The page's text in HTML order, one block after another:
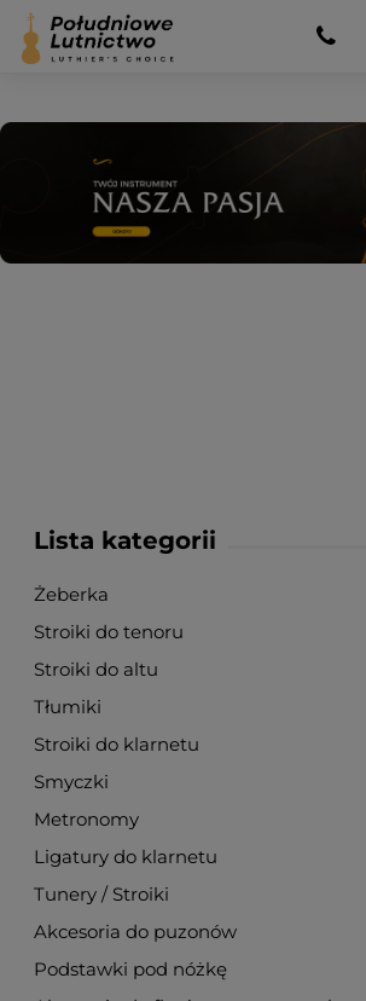
Lista kategorii
Żeberka
Stroiki do tenoru
Stroiki do altu
Tłumiki
Stroiki do klarnetu
Smyczki
Metronomy
Ligatury do klarnetu
Tunery / Stroiki
Akcesoria do puzonów
Podstawki pod nóżkę